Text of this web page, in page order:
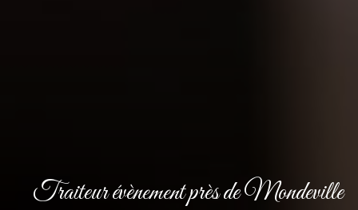
Traiteur évènement près de Mondeville